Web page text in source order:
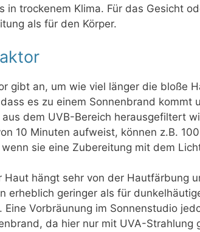
in trockenem Klima. Für das Gesicht
als für den Körper.
gibt an, um wie viel länger die bloße
es zu einem Sonnenbrand kommt
dem UVB-Bereich herausgefiltert
10 Minuten aufweist, können z.B.
sie eine Zubereitung mit dem
Haut hängt sehr von der Hautfärbung
erheblich geringer als für
Eine Vorbräunung im Sonnenstudio
da hier nur mit UVA-